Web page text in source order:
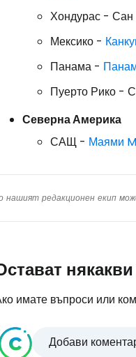
Хондурас - Сан
Мексико -
Панама -
Пуерто Рико -
Северна Америка
САЩ - Маями
редакционен екип
имате въпроси или
Добави